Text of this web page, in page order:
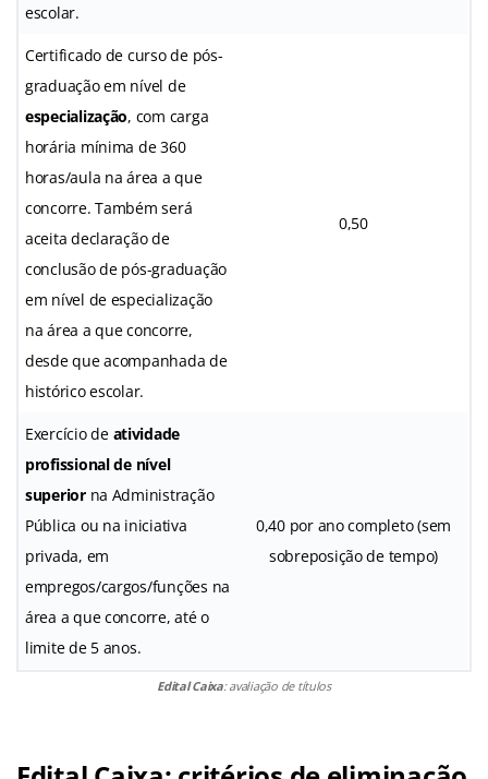
escolar.
Certificado de curso de pós-
graduação em nível de
especialização, com carga
horária mínima de 360
horas/aula na área a que
concorre. Também será
aceita declaração de
conclusão de pós-graduação
em nível de especialização
na área a que concorre,
desde que acompanhada de
histórico escolar.
0,50
Exercício de atividade
profissional de nível
superiorna Administração
Pública ou na iniciativa
privada, em
empregos/cargos/funções na
área a que concorre, até o
limite de 5 anos.
0,40 por ano completo (sem
sobreposição de tempo)
Edital Caixa: avaliação de títulos